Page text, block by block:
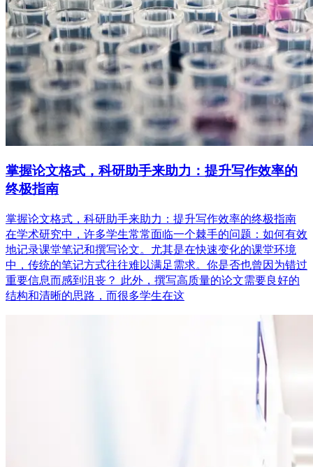
掌握论文格式，科研助手来助力：提升写作效率的
终极指南
掌握论文格式，科研助手来助力：提升写作效率的终极指南
在学术研究中，许多学生常常面临一个棘手的问题：如何有效
地记录课堂笔记和撰写论文。尤其是在快速变化的课堂环境
中，传统的笔记方式往往难以满足需求。你是否也曾因为错过
重要信息而感到沮丧？ 此外，撰写高质量的论文需要良好的
结构和清晰的思路，而很多学生在这